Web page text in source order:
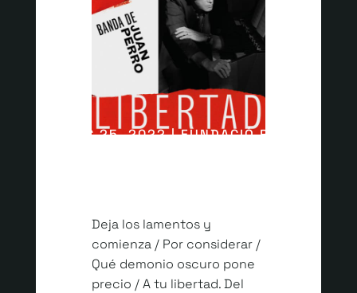
MARÇ 25, 2022 | FUNDACIÓ ROMEA
Deja los lamentos y
comienza / Por considerar /
Qué demonio oscuro pone
precio / A tu libertad. Del